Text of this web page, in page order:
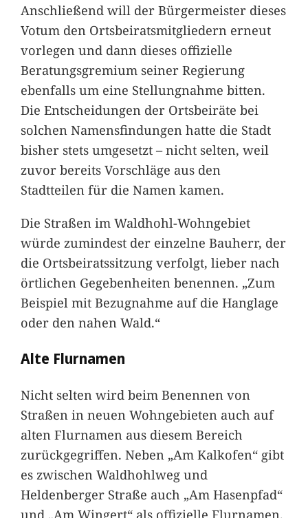
Anschließend will der Bürgermeister dieses
Votum den Ortsbeiratsmitgliedern erneut
vorlegen und dann dieses offizielle
Beratungsgremium seiner Regierung
ebenfalls um eine Stellungnahme bitten.
Die Entscheidungen der Ortsbeiräte bei
solchen Namensfindungen hatte die Stadt
bisher stets umgesetzt – nicht selten, weil
zuvor bereits Vorschläge aus den
Stadtteilen für die Namen kamen.
Die Straßen im Waldhohl-Wohngebiet
würde zumindest der einzelne Bauherr, der
die Ortsbeiratssitzung verfolgt, lieber nach
örtlichen Gegebenheiten benennen. „Zum
Beispiel mit Bezugnahme auf die Hanglage
oder den nahen Wald.“
Alte Flurnamen
Nicht selten wird beim Benennen von
Straßen in neuen Wohngebieten auch auf
alten Flurnamen aus diesem Bereich
zurückgegriffen. Neben „Am Kalkofen“ gibt
es zwischen Waldhohlweg und
Heldenberger Straße auch „Am Hasenpfad“
und „Am Wingert“ als offizielle Flurnamen.